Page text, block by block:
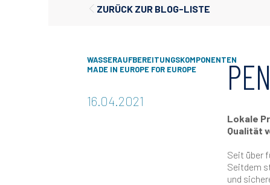
ZURÜCK ZUR BLOG-LISTE
WASSERAUFBEREITUNGSKOMPONENTEN
MADE IN EUROPE FOR EUROPE
16.04.2021
Lokale
Qualität
Seit über
Seitdem
und